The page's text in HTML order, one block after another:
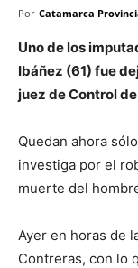
Por Catamarca
Uno de los
Ibáñez (61) fue
juez de Control
Quedan ahora
investiga por el
muerte del
Ayer en horas de
Contreras, con lo